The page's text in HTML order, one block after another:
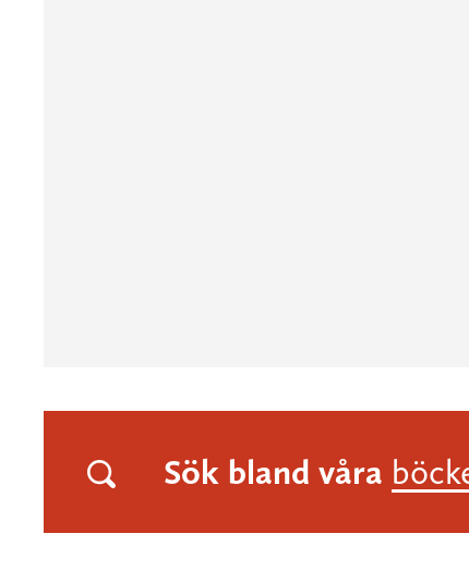
Sök bland våra